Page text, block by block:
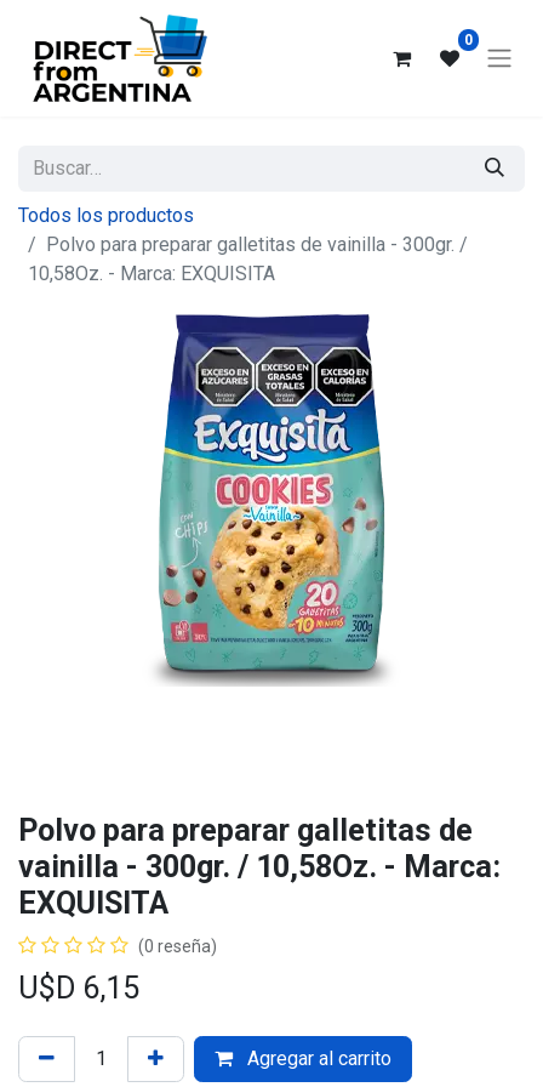
0
Todos los productos
Polvo para preparar galletitas de vainilla - 300gr. /
10,58Oz. - Marca: EXQUISITA
Polvo para preparar galletitas de
vainilla - 300gr. / 10,58Oz. - Marca:
EXQUISITA
(0 reseña)
U$D 6,15
Agregar al carrito